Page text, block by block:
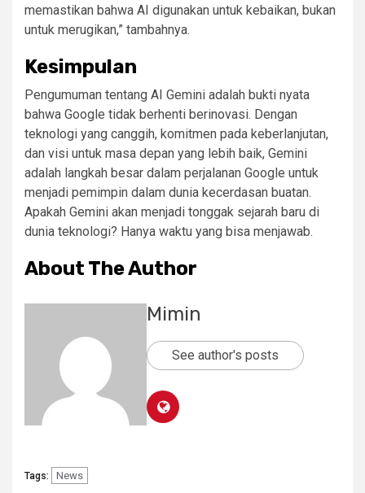
memastikan bahwa AI digunakan untuk kebaikan, bukan
untuk merugikan,” tambahnya.
Kesimpulan
Pengumuman tentang AI Gemini adalah bukti nyata
bahwa Google tidak berhenti berinovasi. Dengan
teknologi yang canggih, komitmen pada keberlanjutan,
dan visi untuk masa depan yang lebih baik, Gemini
adalah langkah besar dalam perjalanan Google untuk
menjadi pemimpin dalam dunia kecerdasan buatan.
Apakah Gemini akan menjadi tonggak sejarah baru di
dunia teknologi? Hanya waktu yang bisa menjawab.
About The Author
Mimin
See author's posts
Tags: News